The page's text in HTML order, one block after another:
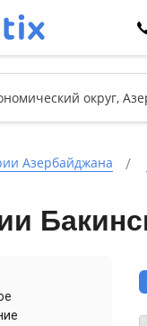
Азербайджана